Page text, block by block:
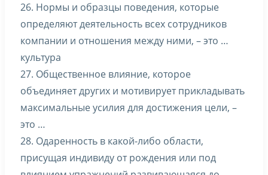
26. Нормы и образцы поведения, которые
определяют деятельность всех сотрудников
компании и отношения между ними, – это …
культура
27. Общественное влияние, которое
объединяет других и мотивирует прикладывать
максимальные усилия для достижения цели, –
это …
28. Одаренность в какой-либо области,
присущая индивиду от рождения или под